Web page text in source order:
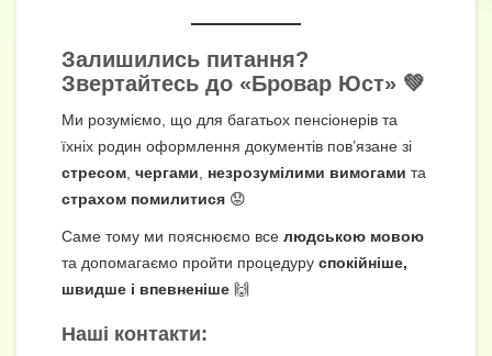
Залишились питання?
Звертайтесь до «Бровар Юст» 💚
Ми розуміємо, що для багатьох пенсіонерів та
їхніх родин оформлення документів пов’язане зі
стресом чергами незрозумілими вимогами та
страхом помилитися 😟
Саме тому ми пояснюємо все людською мовою
та допомагаємо пройти процедуру спокійніше,
швидше і впевненіше 🙌
Наші контакти: